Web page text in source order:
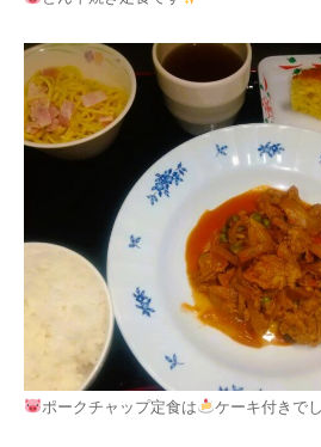
ポークチャップ定食は ケーキ付きで